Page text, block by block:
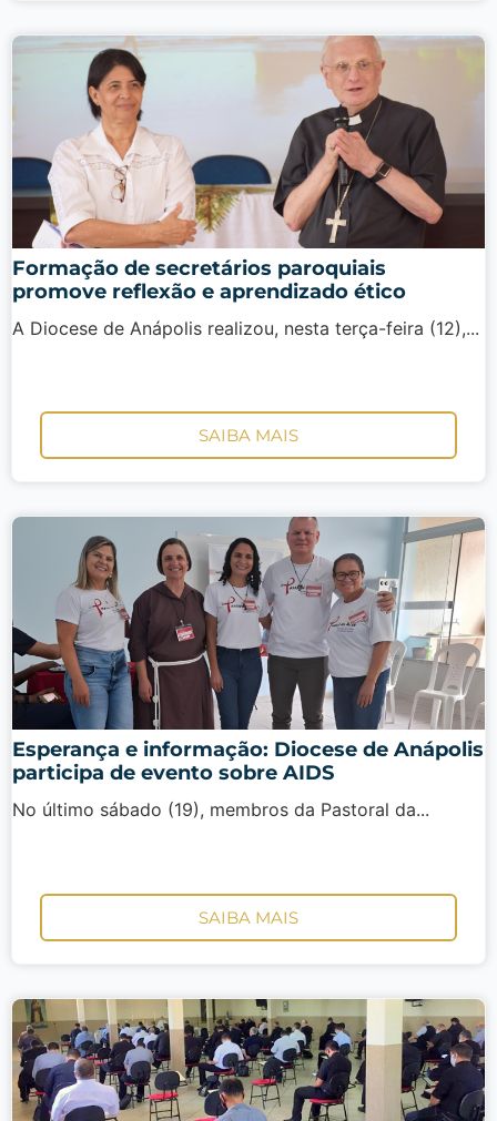
Formação de secretários paroquiais
promove reflexão e aprendizado ético
A Diocese de Anápolis realizou, nesta terça-feira (12),...
SAIBA MAIS
Esperança e informação: Diocese de Anápolis
participa de evento sobre AIDS
No último sábado (19), membros da Pastoral da...
SAIBA MAIS